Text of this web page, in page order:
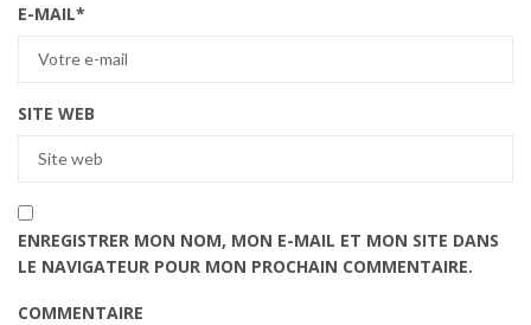
E-MAIL*
SITE WEB
ENREGISTRER MON NOM, MON E-MAIL ET MON SITE DANS
LE NAVIGATEUR POUR MON PROCHAIN COMMENTAIRE.
COMMENTAIRE